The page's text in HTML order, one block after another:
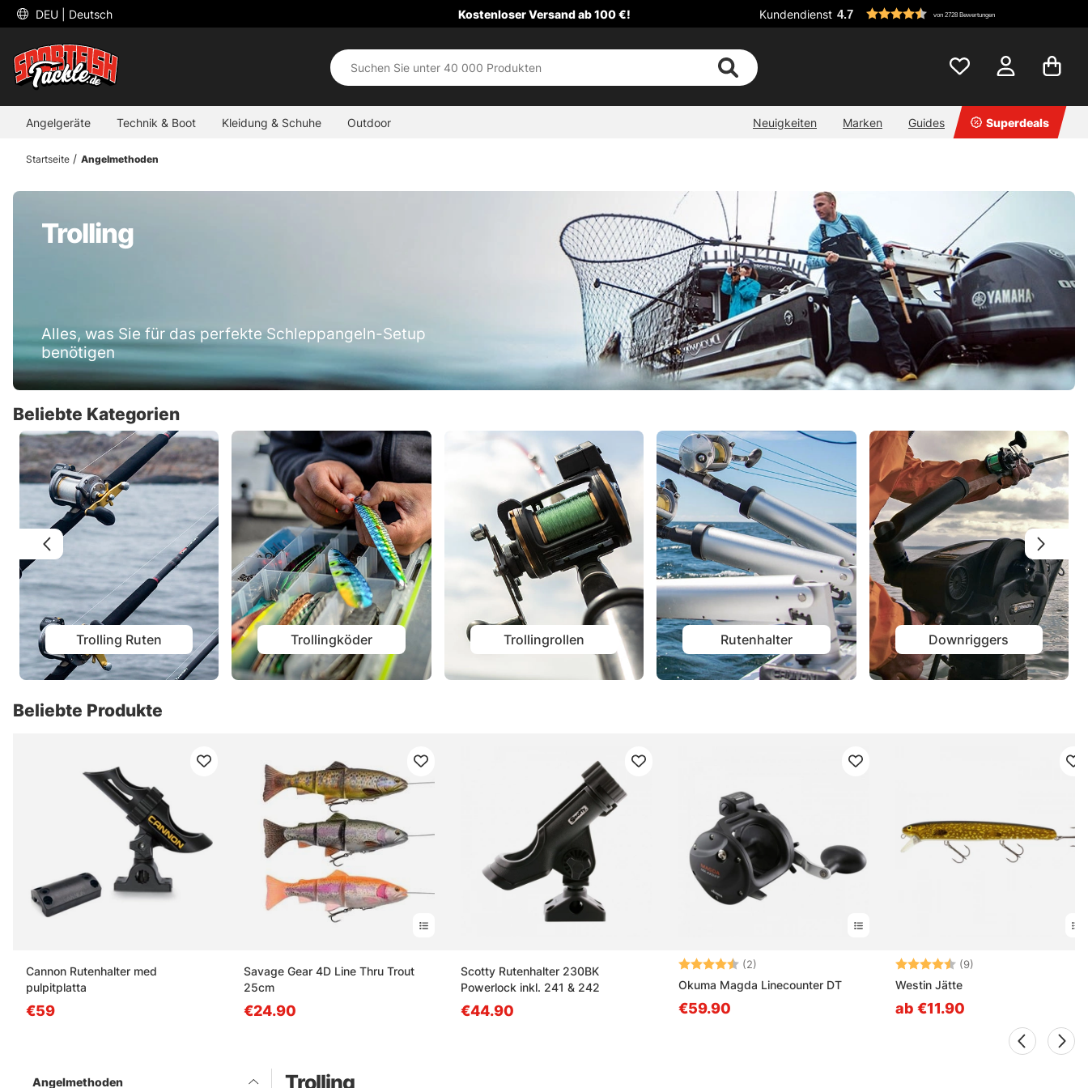
DEU | Deutsch Kostenloser Versand ab 100 €! Kundendienst 4.7 von 2728 Bewertungen
Angelgeräte Technik & Boot Kleidung & Schuhe Outdoor Neuigkeiten Marken Guides Superdeals
Startseite Angelmethoden
Trolling
Alles, was Sie für das perfekte Schleppangeln-Setup
benötigen
Beliebte Kategorien
Trolling Ruten Trollingköder Trollingrollen Rutenhalter Downriggers
Beliebte Produkte
Cannon Rutenhalter med
pulpitplatta
€59
Savage Gear 4D Line Thru Trout
25cm
€24.90
Scotty Rutenhalter 230BK
Powerlock inkl. 241 & 242
€44.90
Bewertung:(2)
Okuma Magda Linecounter DT
€59.90
Bewertung: (9)
Westin Jätte
ab €11.90
Angelmethoden
Trolling